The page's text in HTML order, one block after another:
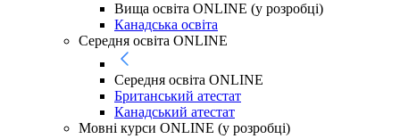
Вища освіта ONLINE (у розробці)
Канадська освіта
Середня освіта ONLINE
Середня освіта ONLINE
Британський атестат
Канадський атестат
Мовні курси ONLINE (у розробці)